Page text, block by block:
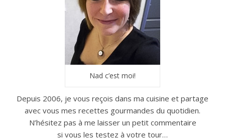
Nad c’est moi!
Depuis 2006, je vous reçois dans ma cuisine et partage
avec vous mes recettes gourmandes du quotidien.
N’hésitez pas à me laisser un petit commentaire
si vous les testez à votre tour…